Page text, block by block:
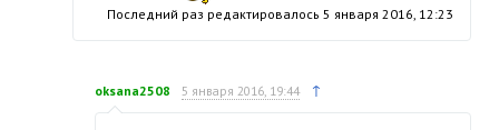
Последний раз редактировалось 5 января 2016, 12:23
oksana2508 5 января 2016, 19:44 ↑